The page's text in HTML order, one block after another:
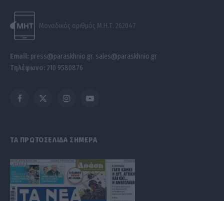
Μοναδικός αριθμός Μ.Η.Τ. 262047
Email: press@paraskhnio.gr, sales@paraskhnio.gr
Τηλέφωνο: 210 9580876
Facebook
X
InstagramYouTube
ΤΑ ΠΡΩΤΟΣΕΛΙΔΑ ΣΗΜΕΡΑ